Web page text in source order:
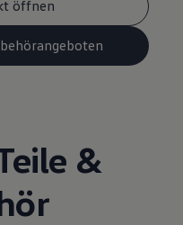
öffnen
&